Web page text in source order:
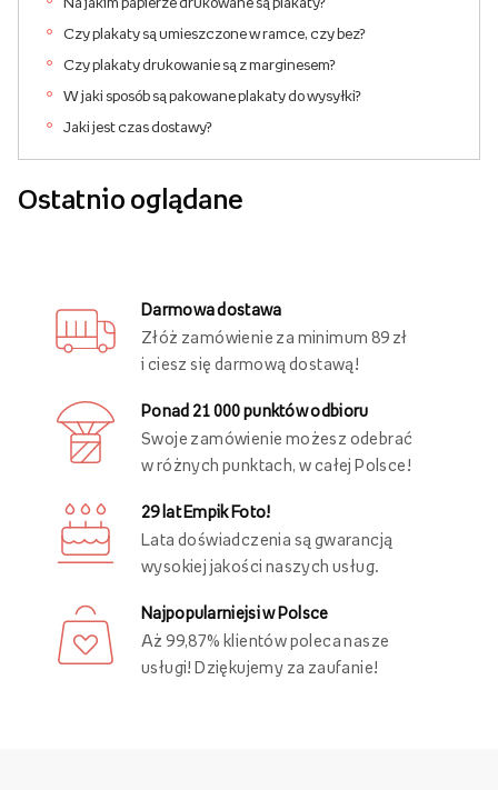
Czy plakaty są umieszczone w ramce, czy bez?
Czy plakaty drukowanie są z marginesem?
W jaki sposób są pakowane plakaty do wysyłki?
Jaki jest czas dostawy?
Ostatnio oglądane
Darmowa dostawa
Złóż zamówienie za minimum 89 zł
i ciesz się darmową dostawą!
Ponad 21 000 punktów odbioru
Swoje zamówienie możesz odebrać
w różnych punktach, w całej Polsce!
29 lat Empik Foto!
Lata doświadczenia są gwarancją
wysokiej jakości naszych usług.
Najpopularniejsi w Polsce
Aż 99,87% klientów poleca nasze
usługi! Dziękujemy za zaufanie!